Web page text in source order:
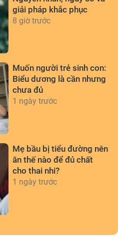
giải pháp khắc phục
8 giờ trước
Muốn người trẻ sinh con:
Biểu dương là cần nhưng
chưa đủ
1 ngày trước
Mẹ bầu bị tiểu đường nên
ăn thế nào để đủ chất
cho thai nhi?
1 ngày trước